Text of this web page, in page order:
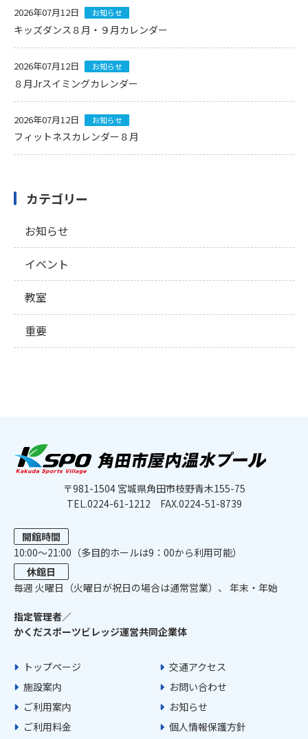
2026年07月12日 お知らせ
キッズダンス８月・９月カレンダー
2026年07月12日 お知らせ
８月Jrスイミングカレンダー
2026年07月12日 お知らせ
フィットネスカレンダー８月
カテゴリー
お知らせ
イベント
教室
重要
〒981-1504 宮城県角田市枝野青木155-75
TEL.0224-61-1212
FAX.0224-51-8739
開館時間
10:00〜21:00（多目的ホールは9：00から利用可能）
休館日
毎週 ⽕曜⽇（火曜日が祝日の場合は通常営業）、 年末・年始
指定管理者／
かくだスポーツビレッジ運営共同企業体
トップページ
施設案内
ご利用案内
ご利用料金
交通アクセス
お問い合わせ
お知らせ
個人情報保護方針